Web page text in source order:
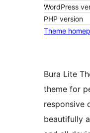
WordPress
PHP version
Theme
Bura Lite
theme for
responsive
beautifully